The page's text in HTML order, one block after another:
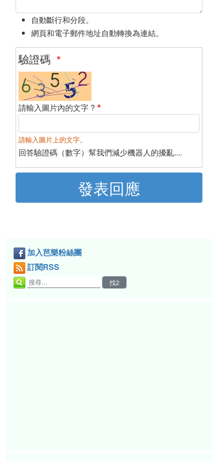
自動斷行和分段。
網頁和電子郵件地址自動轉換為連結。
驗證碼
請輸入圖片內的文字 ?
請輸入圖片上的文字。
回答驗證碼（數字）幫我們減少機器人的擾亂....
加入芭樂粉絲團
訂閱RSS